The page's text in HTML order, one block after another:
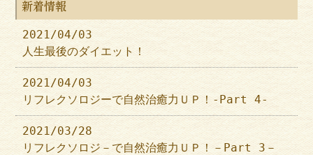
新着情報
2021/04/03
人生最後のダイエット！
2021/04/03
リフレクソロジーで自然治癒力ＵＰ！-Part 4-
2021/03/28
リフレクソロジ－で自然治癒力ＵＰ！－Part 3－